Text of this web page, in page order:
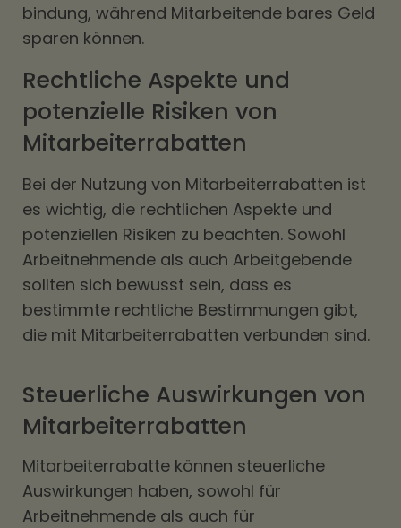
bindung, während Mitarbeitende bares Geld
sparen können.
Rechtliche Aspekte und
potenzielle Risiken von
Mitarbeiterrabatten
Bei der Nutzung von Mitarbeiterrabatten ist
es wichtig, die rechtlichen Aspekte und
potenziellen Risiken zu beachten. Sowohl
Arbeitnehmende als auch Arbeitgebende
sollten sich bewusst sein, dass es
bestimmte rechtliche Bestimmungen gibt,
die mit Mitarbeiterrabatten verbunden sind.
Steuerliche Auswirkungen von
Mitarbeiterrabatten
Mitarbeiterrabatte können steuerliche
Auswirkungen haben, sowohl für
Arbeitnehmende als auch für